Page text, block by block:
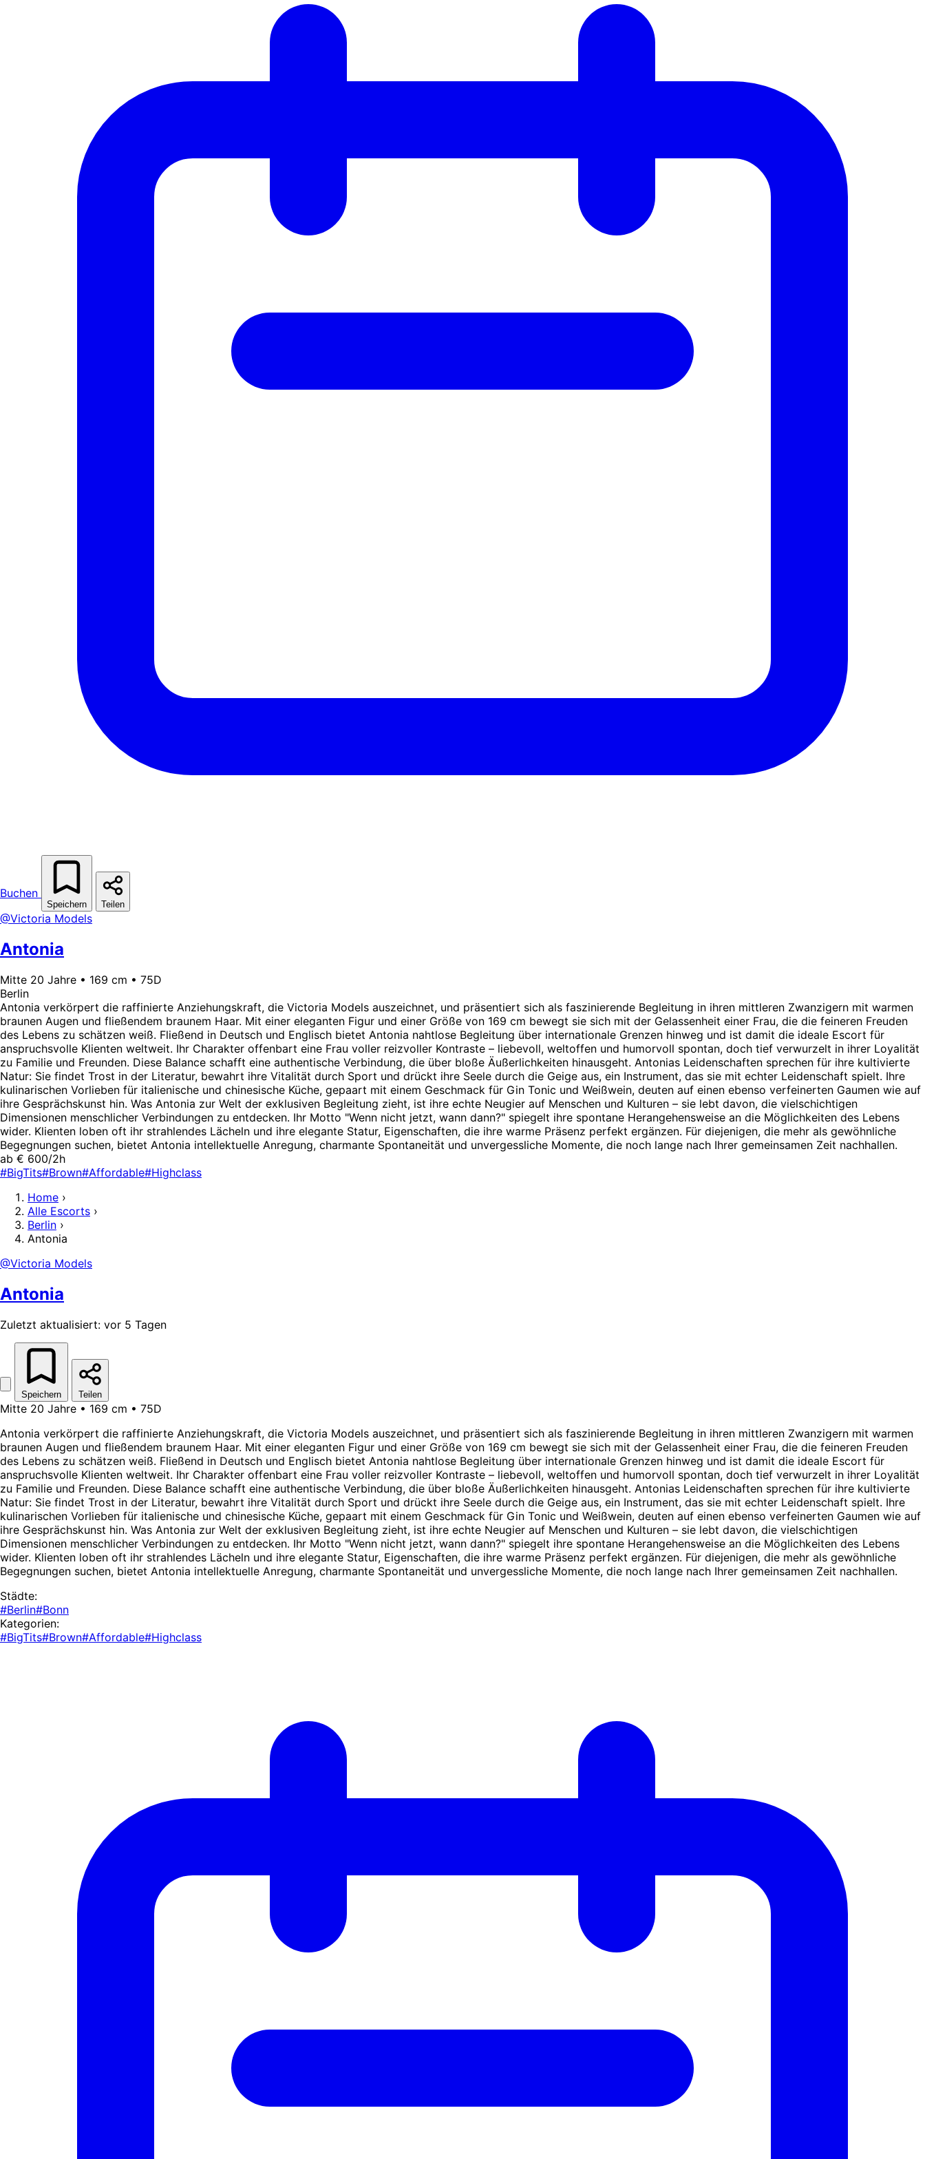
Buchen
Speichern Teilen
@Victoria Models
Antonia
Mitte 20 Jahre • 169 cm • 75D
Berlin
Antonia verkörpert die raffinierte Anziehungskraft, die Victoria Models auszeichnet, und präsentiert sich als faszinierende Begleitung in ihren mittleren Zwanzigern mit warmen
braunen Augen und fließendem braunem Haar. Mit einer eleganten Figur und einer Größe von 169 cm bewegt sie sich mit der Gelassenheit einer Frau, die die feineren Freuden
des Lebens zu schätzen weiß. Fließend in Deutsch und Englisch bietet Antonia nahtlose Begleitung über internationale Grenzen hinweg und ist damit die ideale Escort für
anspruchsvolle Klienten weltweit. Ihr Charakter offenbart eine Frau voller reizvoller Kontraste – liebevoll, weltoffen und humorvoll spontan, doch tief verwurzelt in ihrer Loyalität
zu Familie und Freunden. Diese Balance schafft eine authentische Verbindung, die über bloße Äußerlichkeiten hinausgeht. Antonias Leidenschaften sprechen für ihre kultivierte
Natur: Sie findet Trost in der Literatur, bewahrt ihre Vitalität durch Sport und drückt ihre Seele durch die Geige aus, ein Instrument, das sie mit echter Leidenschaft spielt. Ihre
kulinarischen Vorlieben für italienische und chinesische Küche, gepaart mit einem Geschmack für Gin Tonic und Weißwein, deuten auf einen ebenso verfeinerten Gaumen wie auf
ihre Gesprächskunst hin. Was Antonia zur Welt der exklusiven Begleitung zieht, ist ihre echte Neugier auf Menschen und Kulturen – sie lebt davon, die vielschichtigen
Dimensionen menschlicher Verbindungen zu entdecken. Ihr Motto "Wenn nicht jetzt, wann dann?" spiegelt ihre spontane Herangehensweise an die Möglichkeiten des Lebens
wider. Klienten loben oft ihr strahlendes Lächeln und ihre elegante Statur, Eigenschaften, die ihre warme Präsenz perfekt ergänzen. Für diejenigen, die mehr als gewöhnliche
Begegnungen suchen, bietet Antonia intellektuelle Anregung, charmante Spontaneität und unvergessliche Momente, die noch lange nach Ihrer gemeinsamen Zeit nachhallen.
ab € 600/2h
#BigTits#Brown#Affordable#Highclass
Home ›
Alle Escorts ›
Berlin ›
Antonia
@Victoria Models
Antonia
Zuletzt aktualisiert: vor 5 Tagen
Speichern Teilen
Mitte 20 Jahre • 169 cm • 75D
Antonia verkörpert die raffinierte Anziehungskraft, die Victoria Models auszeichnet, und präsentiert sich als faszinierende Begleitung in ihren mittleren Zwanzigern mit warmen
braunen Augen und fließendem braunem Haar. Mit einer eleganten Figur und einer Größe von 169 cm bewegt sie sich mit der Gelassenheit einer Frau, die die feineren Freuden
des Lebens zu schätzen weiß. Fließend in Deutsch und Englisch bietet Antonia nahtlose Begleitung über internationale Grenzen hinweg und ist damit die ideale Escort für
anspruchsvolle Klienten weltweit. Ihr Charakter offenbart eine Frau voller reizvoller Kontraste – liebevoll, weltoffen und humorvoll spontan, doch tief verwurzelt in ihrer Loyalität
zu Familie und Freunden. Diese Balance schafft eine authentische Verbindung, die über bloße Äußerlichkeiten hinausgeht. Antonias Leidenschaften sprechen für ihre kultivierte
Natur: Sie findet Trost in der Literatur, bewahrt ihre Vitalität durch Sport und drückt ihre Seele durch die Geige aus, ein Instrument, das sie mit echter Leidenschaft spielt. Ihre
kulinarischen Vorlieben für italienische und chinesische Küche, gepaart mit einem Geschmack für Gin Tonic und Weißwein, deuten auf einen ebenso verfeinerten Gaumen wie auf
ihre Gesprächskunst hin. Was Antonia zur Welt der exklusiven Begleitung zieht, ist ihre echte Neugier auf Menschen und Kulturen – sie lebt davon, die vielschichtigen
Dimensionen menschlicher Verbindungen zu entdecken. Ihr Motto "Wenn nicht jetzt, wann dann?" spiegelt ihre spontane Herangehensweise an die Möglichkeiten des Lebens
wider. Klienten loben oft ihr strahlendes Lächeln und ihre elegante Statur, Eigenschaften, die ihre warme Präsenz perfekt ergänzen. Für diejenigen, die mehr als gewöhnliche
Begegnungen suchen, bietet Antonia intellektuelle Anregung, charmante Spontaneität und unvergessliche Momente, die noch lange nach Ihrer gemeinsamen Zeit nachhallen.
Städte:
#Berlin#Bonn
Kategorien:
#BigTits#Brown#Affordable#Highclass